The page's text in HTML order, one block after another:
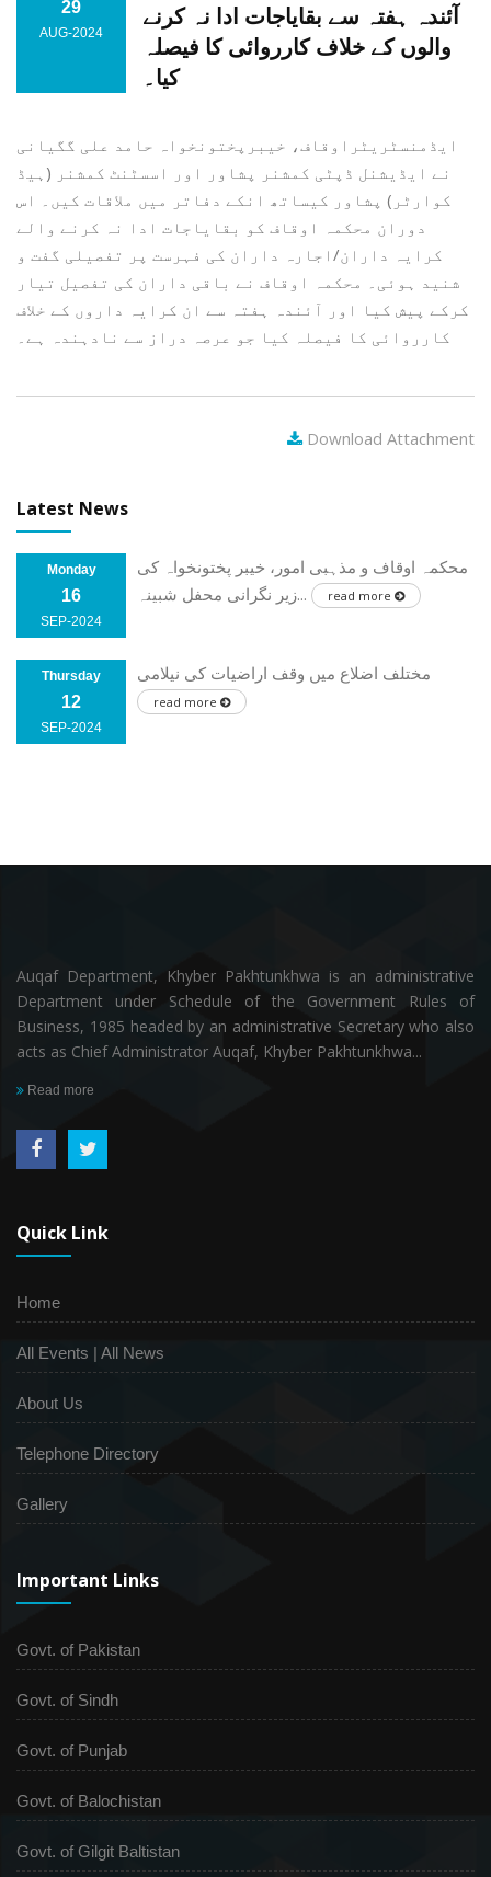
29
AUG-2024
آئندہ ہفتہ سے بقایاجات ادا نہ کرنے
والوں کے خلاف کارروائی کا فیصلہ
کیا۔
ایڈمنسٹریٹراوقاف، خیبرپختونخواہ حامد علی گگیانی
نے ایڈیشنل ڈپٹی کمشنر پشاور اور اسسٹنٹ کمشنر (ہیڈ
کوارٹر) پشاور کیساتھ انکے دفاتر میں ملاقات کیں۔ اس
دوران محکمہ اوقاف کو بقایاجات ادا نہ کرنے والے
کرایہ داران/اجارہ داران کی فہرست پر تفصیلی گفت و
شنید ہوئی۔ محکمہ اوقاف نے باقی داران کی تفصیل تیار
کرکے پیش کیا اور آئندہ ہفتہ سے ان کرایہ داروں کے خلاف
Download Attachment
Latest News
Monday
16
SEP-2024
محکمہ اوقاف و مذہبی امور، خیبر پختونخواہ کی
زیر نگرانی محفل شبینہ...
read more
Thursday
12
SEP-2024
مختلف اضلاع میں وقف اراضیات کی نیلامی
read more
Auqaf Department, Khyber Pakhtunkhwa is an administrative
Department under Schedule of the Government Rules of
Business, 1985 headed by an administrative Secretary who also
acts as Chief Administrator Auqaf, Khyber Pakhtunkhwa...
Read more
Quick Link
Home
All Events | All News
About Us
Telephone Directory
Gallery
Important Links
Govt. of Pakistan
Govt. of Sindh
Govt. of Punjab
Govt. of Balochistan
Govt. of Gilgit Baltistan